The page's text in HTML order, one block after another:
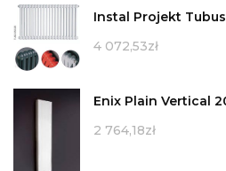
Instal Projekt
4 072,53zł
Enix Plain Vertical
2 764,18zł